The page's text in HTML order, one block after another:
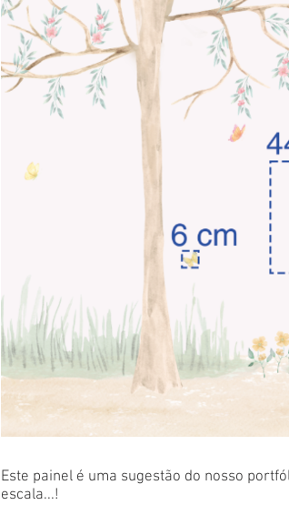
Este painel é uma sugestão do nosso
escala...!